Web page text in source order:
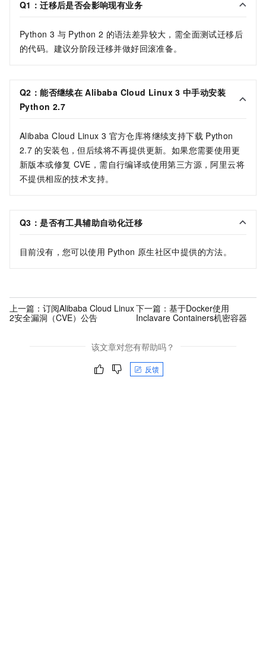
Q1：迁移后是否会影响现有业务
Python 3 与 Python 2 的语法差异较大，需全面测试迁移后
的代码。建议分阶段迁移并做好回滚准备。
Q2：能否继续在 Alibaba Cloud Linux 3 中手动安装
Python 2.7
Alibaba Cloud Linux 3 官方仓库将继续支持下载 Python
2.7 的安装包，但后续将不再提供更新。如果您需要使用更
新版本或修复 CVE，需自行编译或使用第三方源，阿里云将
不提供相应的技术支持。
Q3：是否有工具辅助自动化迁移
目前没有，您可以使用 Python 原生社区中提供的方法。
上一篇： 订阅Alibaba Cloud Linux
2安全漏洞（CVE）公告
下一篇：基于Docker使用
Inclavare Containers机密容器
该文章对您有帮助吗？
反馈